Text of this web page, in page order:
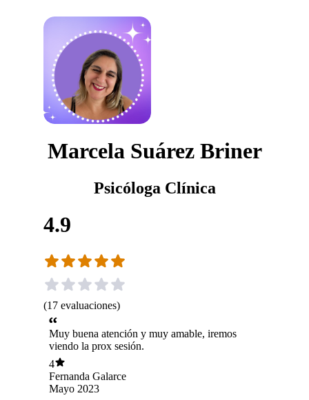
Marcela Suárez Briner
Psicóloga Clínica
4.9
(17 evaluaciones)
Muy buena atención y muy amable, iremos
viendo la prox sesión.
4
Fernanda Galarce
Mayo 2023